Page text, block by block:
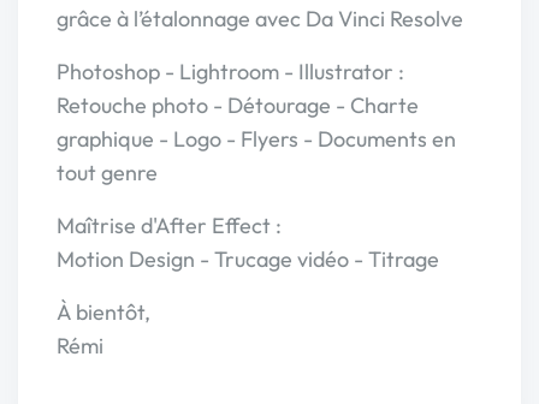
grâce à l’étalonnage avec Da Vinci Resolve
Photoshop - Lightroom - Illustrator :
Retouche photo - Détourage - Charte
graphique - Logo - Flyers - Documents en
tout genre
Maîtrise d'After Effect :
Motion Design - Trucage vidéo - Titrage
À bientôt,
Rémi